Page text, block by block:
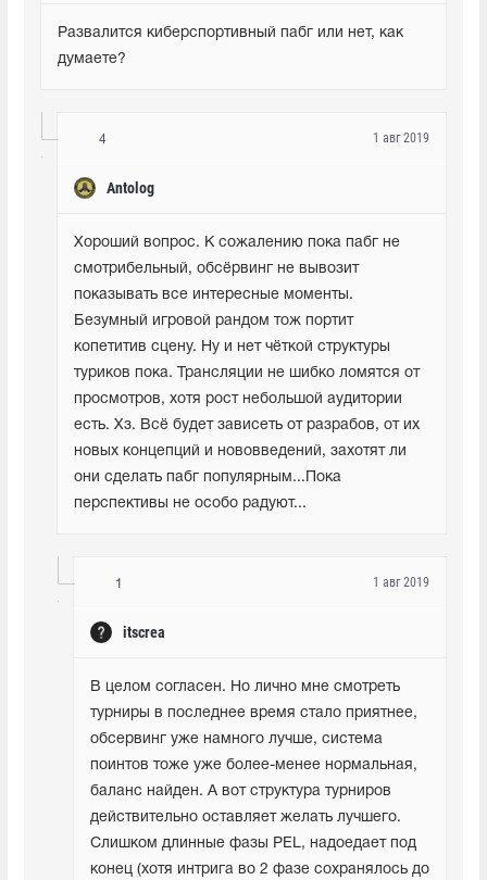
Развалится киберспортивный пабг или нет, как
думаете?
4
Antolog
1 авг 2019
Хороший вопрос. К сожалению пока пабг не
смотрибельный, обсёрвинг не вывозит
показывать все интересные моменты.
Безумный игровой рандом тож портит
копетитив сцену. Ну и нет чёткой структуры
туриков пока. Трансляции не шибко ломятся от
просмотров, хотя рост небольшой аудитории
есть. Хз. Всё будет зависеть от разрабов, от их
новых концепций и нововведений, захотят ли
они сделать пабг популярным...Пока
перспективы не особо радуют...
1
itscrea
1 авг 2019
В целом согласен. Но лично мне смотреть
турниры в последнее время стало приятнее,
обсервинг уже намного лучше, система
поинтов тоже уже более-менее нормальная,
баланс найден. А вот структура турниров
действительно оставляет желать лучшего.
Слишком длинные фазы PEL, надоедает под
конец (хотя интрига во 2 фазе сохранялось до